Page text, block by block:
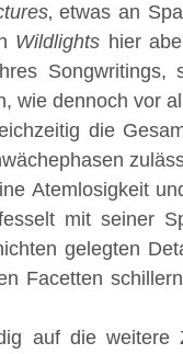
‚ etwas an
Wildlights hier
Songwritings,
wie dennoch vor
die
Atemlosigkeit
mit seiner
gelegten
Facetten
auf die